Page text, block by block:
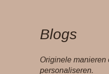
Blogs
Originele manieren
personaliseren.